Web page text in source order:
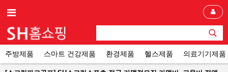
주방제품 스마트 건강제품 환경제품 헬스제품 의료기기제품